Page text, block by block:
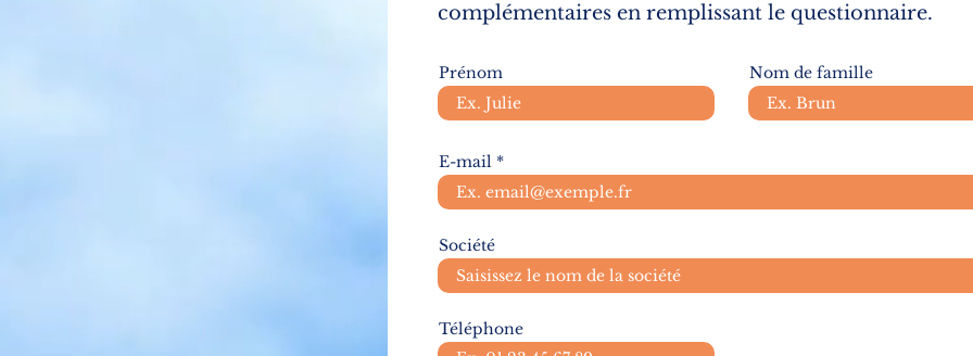
complémentaires en remplissant le questionnaire.
Prénom Nom de famille
E-mail
Société
Téléphone